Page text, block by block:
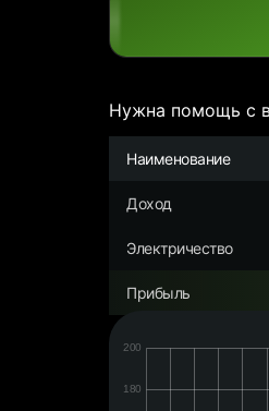
Нужна помощь с
Наименование
Доход
Электричество
Прибыль
Дата:
прибыль/